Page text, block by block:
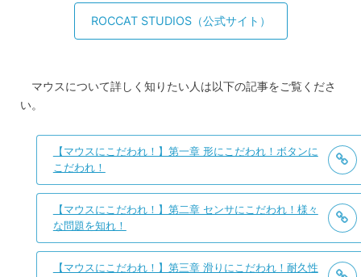
ROCCAT STUDIOS（公式サイト）
マウスについて詳しく知りたい人は以下の記事をご覧くださ
い。
【マウスにこだわれ！】第一章 形にこだわれ！ボタンに
こだわれ！
【マウスにこだわれ！】第二章 センサにこだわれ！様々
な問題を知れ！
【マウスにこだわれ！】第三章 滑りにこだわれ！耐久性